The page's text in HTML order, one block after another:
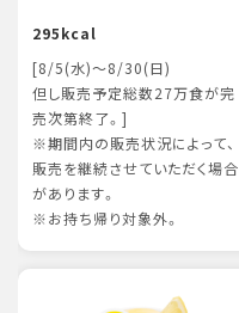
295kcal
[8/5(水)～8/30(日)
但し販売予定総数27万食が完
売次第終了。]
※期間内の販売状況によって、
販売を継続させていただく場合
があります。
※お持ち帰り対象外。